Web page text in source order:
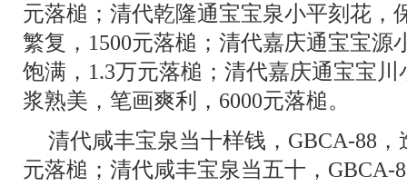
元落槌；清代乾隆通宝宝泉小平刻花，
繁复，1500元落槌；清代嘉庆通宝宝源
饱满，1.3万元落槌；清代嘉庆通宝宝
浆熟美，笔画爽利，6000元落槌。
清代咸丰宝泉当十样钱，GBCA-88
元落槌；清代咸丰宝泉当五十，GBCA-